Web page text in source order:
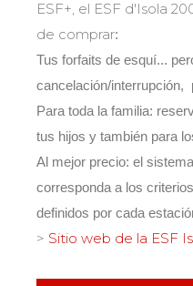
ESF+, el ESF d'Isola
de comprar:
Tus forfaits de esquí...
cancelación/interrupción,
Para toda la familia:
tus hijos y también para
Al mejor precio: el
corresponda a los
definidos por cada
> Sitio web de la ESF